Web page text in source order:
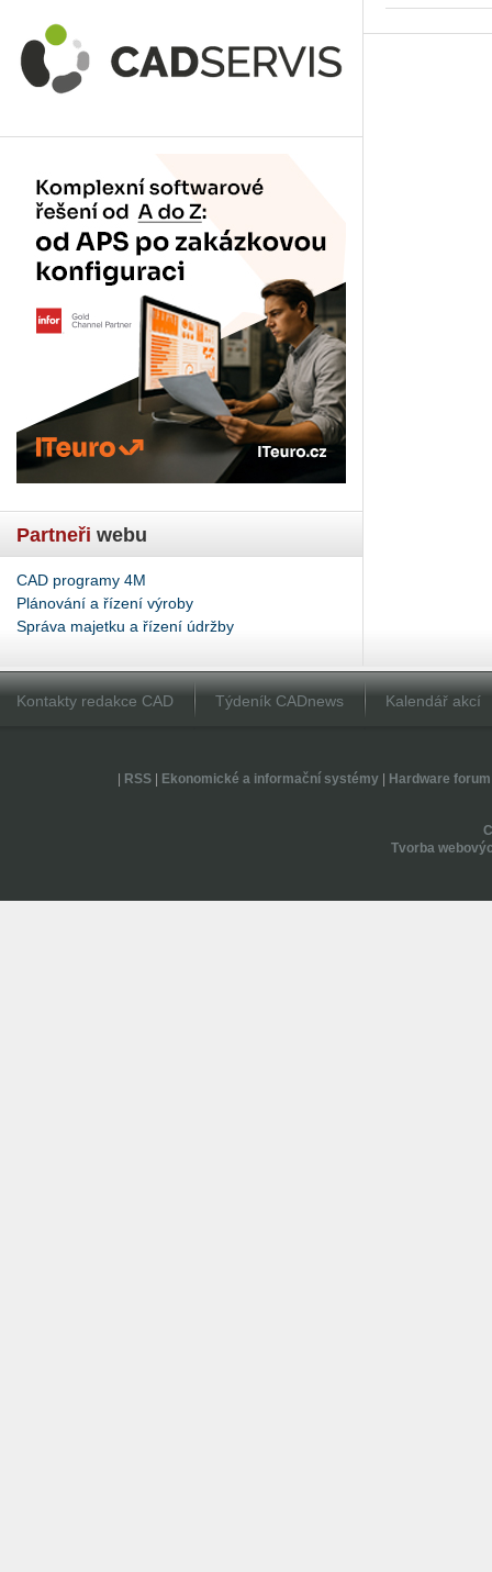
Partneři webu
CAD programy 4M
Plánování a řízení výroby
Správa majetku a řízení údržby
Kontakty redakce CAD Týdeník CADnews Kalendář akcí
RSS| Ekonomické a informační systémy| Hardware forum
Tvorba